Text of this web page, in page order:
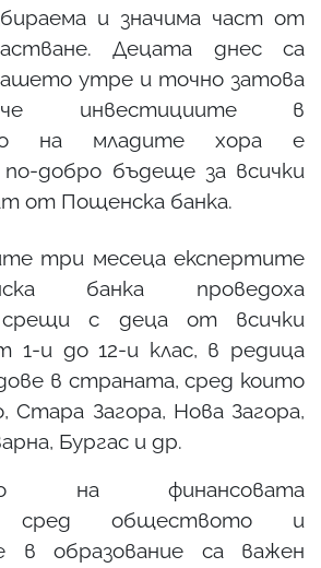
и значима част от
Децата днес са
утре и точно затова
инвестициите в
на младите хора е
добро бъдеще за всички
от Пощенска банка.
три месеца експертите
банка проведоха
срещи с деца от всички
1-и до 12-и клас, в редица
в страната, сред които
Стара Загора, Нова Загора,
Бургас и др.
на финансовата
сред обществото и
в образование са важен